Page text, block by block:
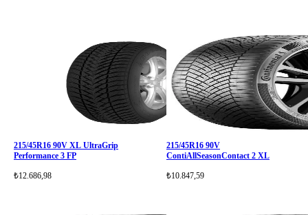
215/45R16 90V XL UltraGrip
Performance 3 FP
₺12.686,98
215/45R16 90V
ContiAllSeasonContact 2 XL
₺10.847,59